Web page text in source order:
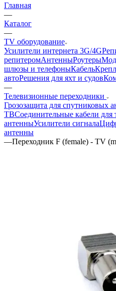
Главная
—
Каталог
—
TV оборудование
Усилители интернета 3G/4G
репитеромАнтенныРоутеры
шлюзы и телефоныКабель
автоРешения для яхт и судов
—
Телевизионные переходники
Грозозащита для спутниковых
ТВСоединительные кабели для
антенныУсилители сигнала
антенны
—Переходник F (female) - TV